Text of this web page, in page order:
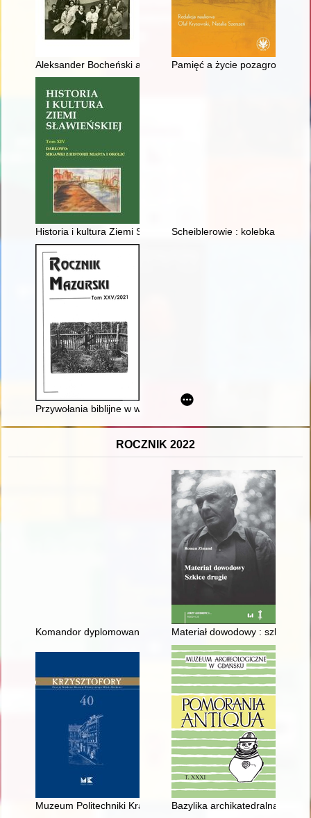
Aleksander Bocheński and his political realism : an outline
Pamięć a życie pozagrobowe
Historia i kultura Ziemi Sławieńskiej. T. 14,Scheiblerowie : kolebka w
Przywołania biblijne w wybranych tekstach polskich poetów i
ROCZNIK 2022
Komandor dyplomowany Witold Zajączkowski (1892-1977) :
Materiał dowodowy : szkice
Muzeum Politechniki Krakowskiej : w poszukiwaniu własnej
Bazylika archikatedralna